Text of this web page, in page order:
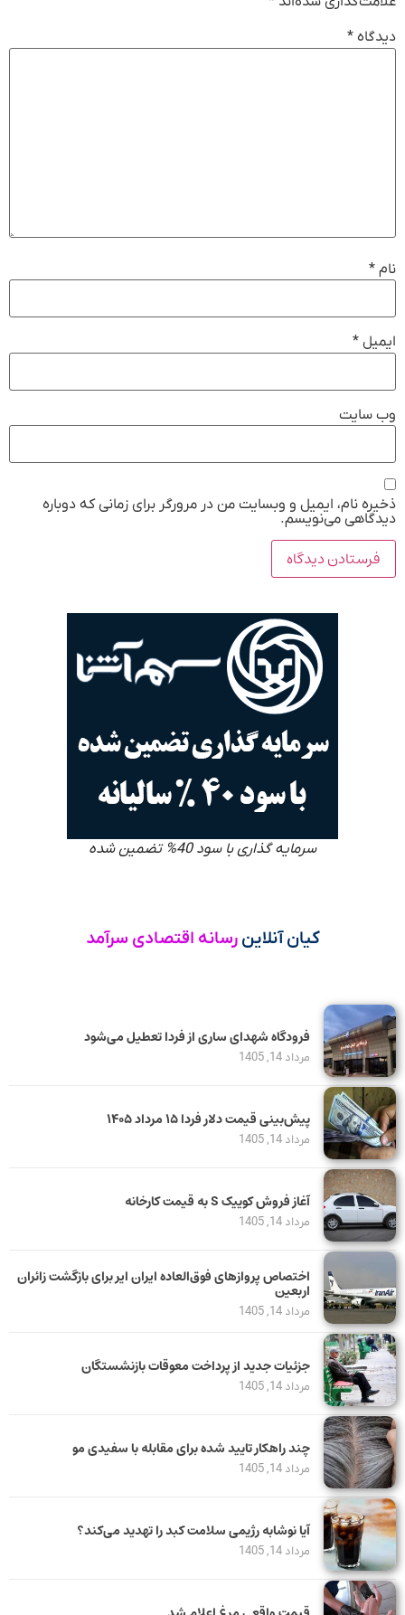
دیدگاه *
نام *
ایمیل *
وب‌ سایت
ذخیره نام، ایمیل و وبسایت من در مرورگر برای زمانی که دوباره
دیدگاهی می‌نویسم.
سرمایه گذاری با سود 40% تضمین شده
کیان آنلاین رسانه اقتصادی سرآمد
فرودگاه شهدای ساری از فردا تعطیل می‌شود
مرداد 14, 1405
پیش‌بینی قیمت دلار فردا ۱۵ مرداد ۱۴۰۵
مرداد 14, 1405
آغاز فروش کوییک S به قیمت کارخانه
مرداد 14, 1405
اختصاص پروازهای فوق‌العاده ایران ایر برای بازگشت زائران
اربعین
مرداد 14, 1405
جزئیات جدید از پرداخت معوقات بازنشستگان
مرداد 14, 1405
چند راهکار تایید شده برای مقابله با سفیدی مو
مرداد 14, 1405
آیا نوشابه رژیمی سلامت کبد را تهدید می‌کند؟
مرداد 14, 1405